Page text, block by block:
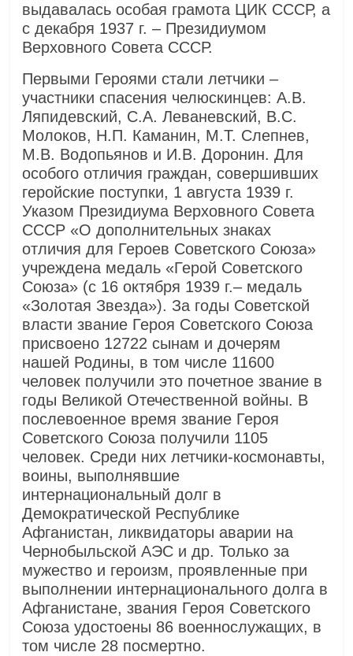
выдавалась особая грамота ЦИК СССР, а
с декабря 1937 г. – Президиумом
Верховного Совета СССР.
Первыми Героями стали летчики –
участники спасения челюскинцев: А.В.
Ляпидевский, С.А. Леваневский, В.С.
Молоков, Н.П. Каманин, М.Т. Слепнев,
М.В. Водопьянов и И.В. Доронин. Для
особого отличия граждан, совершивших
геройские поступки, 1 августа 1939 г.
Указом Президиума Верховного Совета
СССР «О дополнительных знаках
отличия для Героев Советского Союза»
учреждена медаль «Герой Советского
Союза» (с 16 октября 1939 г.– медаль
«Золотая Звезда»). За годы Советской
власти звание Героя Советского Союза
присвоено 12722 сынам и дочерям
нашей Родины, в том числе 11600
человек получили это почетное звание в
годы Великой Отечественной войны. В
послевоенное время звание Героя
Советского Союза получили 1105
человек. Среди них летчики-космонавты,
воины, выполнявшие
интернациональный долг в
Демократической Республике
Афганистан, ликвидаторы аварии на
Чернобыльской АЭС и др. Только за
мужество и героизм, проявленные при
выполнении интернационального долга в
Афганистане, звания Героя Советского
Союза удостоены 86 военнослужащих, в
том числе 28 посмертно.